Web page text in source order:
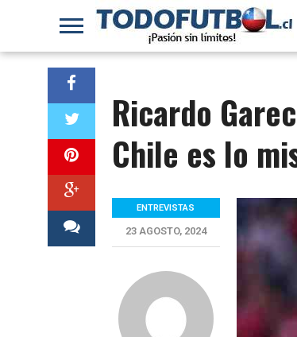
Ricardo
Chile es lo
ENTREVISTAS
23 AGOSTO, 2024